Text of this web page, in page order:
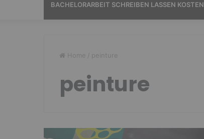
BACHELORARBEIT SCHREIBEN LASSEN KOSTEN
Home / peinture
peinture